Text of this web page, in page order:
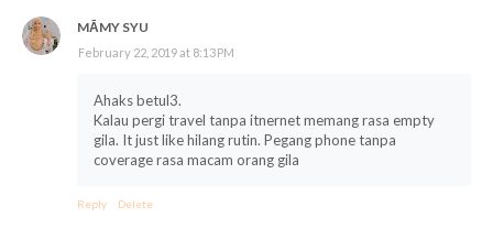
MĀMY SYU
February 22, 2019 at 8:13 PM
Ahaks betul3.
Kalau pergi travel tanpa itnernet memang rasa empty
gila. It just like hilang rutin. Pegang phone tanpa
coverage rasa macam orang gila
Reply Delete